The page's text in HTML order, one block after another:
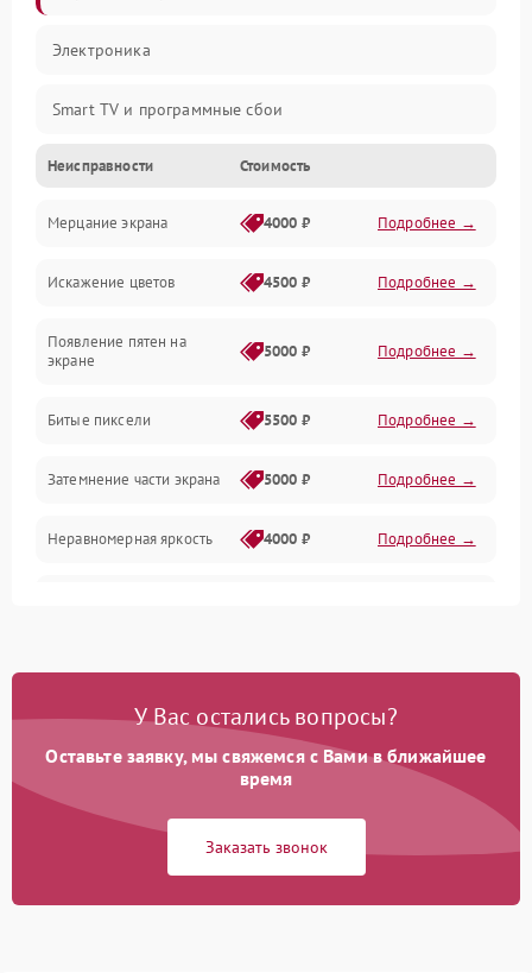
Электроника
Smart TV и программные сбои
Питание и запуск
Подсветка и LED-модули
Звук и аудиосистема
Сигнал и приём каналов
Механические повреждения
Программное обеспечение
Сеть и подключения
Аудио
Сетевая
Неисправности Стоимость
Мерцание экрана 4000 ₽ Подробнее →
Искажение цветов 4500 ₽ Подробнее →
Появление пятен на
экране
5000 ₽ Подробнее →
Битые пиксели 5500 ₽ Подробнее →
Затемнение части экрана 5000 ₽ Подробнее →
Неравномерная яркость 4000 ₽ Подробнее →
У Вас остались вопросы?
Оставьте заявку, мы свяжемся с Вами в ближайшее
время
Заказать звонок